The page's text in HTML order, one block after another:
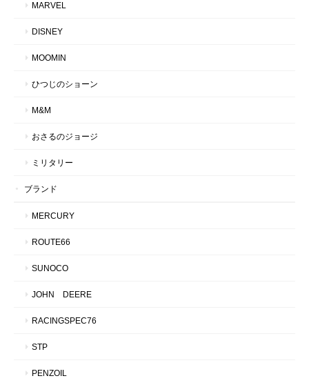
MARVEL
DISNEY
MOOMIN
ひつじのショーン
M&M
おさるのジョージ
ミリタリー
ブランド
MERCURY
ROUTE66
SUNOCO
JOHN DEERE
RACINGSPEC76
STP
PENZOIL